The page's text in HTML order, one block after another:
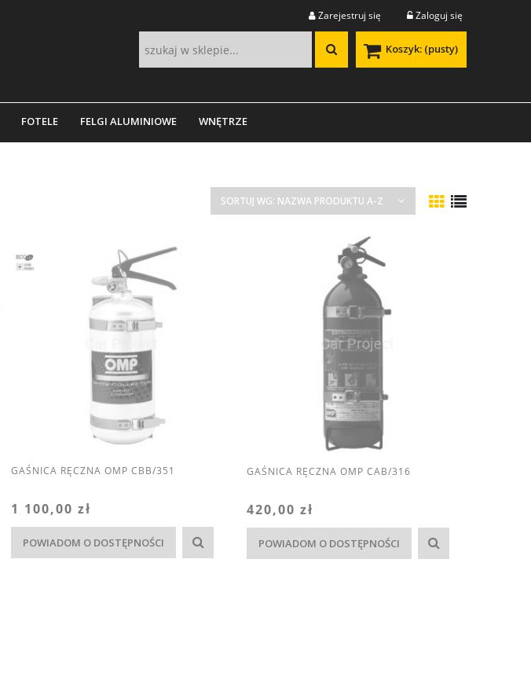
Zarejestruj się Zaloguj się
Koszyk: (pusty)
FOTELE FELGI ALUMINIOWE WNĘTRZE
SORTUJ WG: NAZWA PRODUKTU A-Z
GAŚNICA RĘCZNA OMP CBB/351
1 100,00 zł
POWIADOM O DOSTĘPNOŚCI
GAŚNICA RĘCZNA OMP CAB/316
420,00 zł
POWIADOM O DOSTĘPNOŚCI